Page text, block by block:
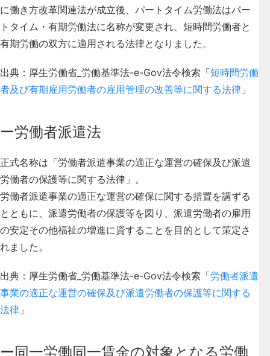
に働き方改革関連法が成立後、パートタイム労働法はパー
トタイム・有期労働法に名称が変更され、 短時間労働者と
有期労働の双方に適用される法律となりました。
出典：厚生労働省_労働基準法-e-Gov法令検索「短時間労働
者及び有期雇用労働者の雇用管理の改善等に関する法律 」
ー労働者派遣法
正式名称は「労働者派遣事業の適正な運営の確保及び派遣
労働者の保護等に関する法律」。
労働者派遣事業の適正な運営の確保に関する措置を講ずる
とともに、派遣労働者の保護等を図り、 派遣労働者の雇用
の安定その他福祉の増進に資することを目的として策定さ
れました。
出典：厚生労働省_労働基準法-e-Gov法令検索「労働者派遣
事業の適正な運営の確保及び派遣労働者の保護等に関する
法律 」
ー同一労働同一賃金の対象となる労働